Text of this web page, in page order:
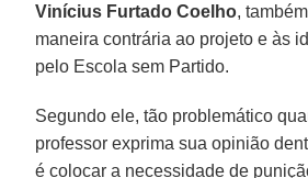
Vinícius Furtado Coelho,
maneira contrária ao projeto e às
pelo Escola sem Partido.
Segundo ele, tão problemático
professor exprima sua opinião
é colocar a necessidade de